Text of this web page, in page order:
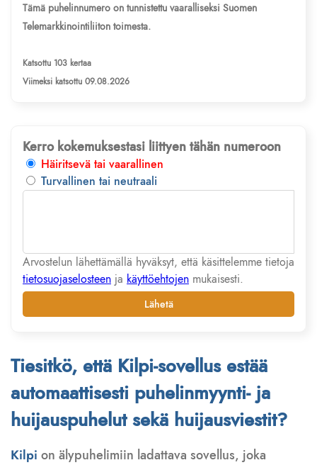
Tämä puhelinnumero on tunnistettu vaaralliseksi Suomen
Telemarkkinointiliiton toimesta.
Katsottu 103 kertaa
Viimeksi katsottu 09.08.2026
Kerro kokemuksestasi liittyen tähän numeroon
Häiritsevä tai vaarallinen
Turvallinen tai neutraali
Arvostelun lähettämällä hyväksyt, että käsittelemme tietoja
tietosuojaselosteen ja käyttöehtojen mukaisesti.
Lähetä
Tiesitkö, että Kilpi-sovellus estää
automaattisesti puhelinmyynti- ja
huijauspuhelut sekä huijausviestit?
Kilpi on älypuhelimiin ladattava sovellus, joka